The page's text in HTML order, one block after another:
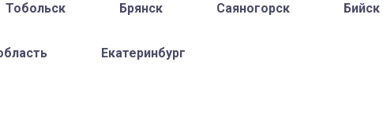
Тобольск Брянск Саяногорск Бийск
Екатеринбург